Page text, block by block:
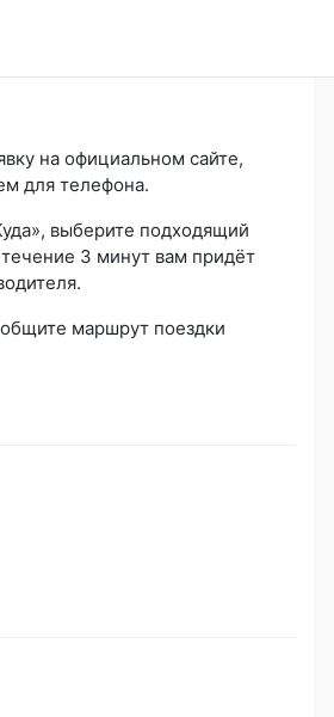
на официальном сайте,
для телефона.
выберите подходящий
3 минут вам придёт
маршрут поездки